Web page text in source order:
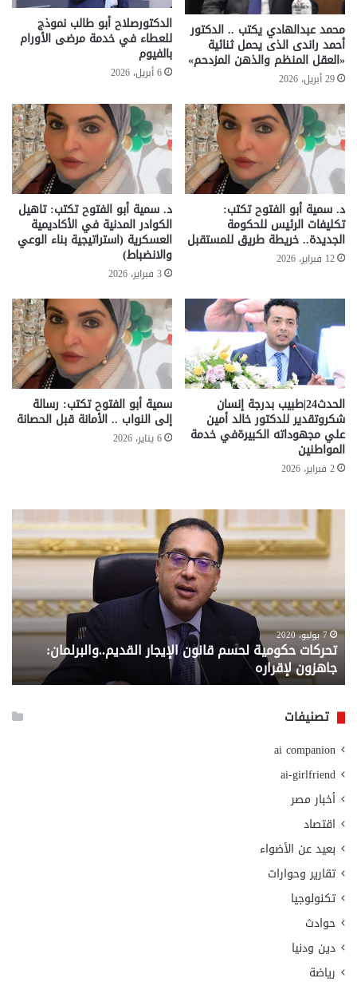
محمد عبدالهادي يكتب .. الدكتور
أحمد راندى الذى يحمل ثنائية
«العقل المنظم والذهن المزدحم»
29 أبريل، 2026
الدكتورصلاح أبو طالب نموذج
للعطاء في خدمة مرضى الأورام
بالفيوم
6 أبريل، 2026
د. سمية أبو الفتوح تكتب:
تكليفات الرئيس للحكومة
الجديدة.. خريطة طريق للمستقبل
12 فبراير، 2026
د. سمية أبو الفتوح تكتب: تاهيل
الكوادر المدنية في الأكاديمية
العسكرية (استراتيجية بناء الوعي
والانضباط)
3 فبراير، 2026
الحدث24|طبيب بدرجة إنسان
شكروتقدير للدكتور خالد أمين
علي مجهوداته الكبيرةفي خدمة
المواطنين
2 فبراير، 2026
سمية أبو الفتوح تكتب: رسالة
إلى النواب .. الأمانة قبل الحصانة
6 يناير، 2026
تحركات
حكومية
لحسم
قانون
القديم..والبرلمان:
جاهزون
لإقراره
7 يوليو، 2020
تحركات حكومية لحسم قانون الإيجار القديم..والبرلمان:
جاهزون لإقراره
..
من
تصنيفات
ai companion
ai-girlfriend
أخبار مصر
اقتصاد
بعيد عن الأضواء
تقارير وحوارات
تكنولوجيا
حوادث
دين ودنيا
رياضة